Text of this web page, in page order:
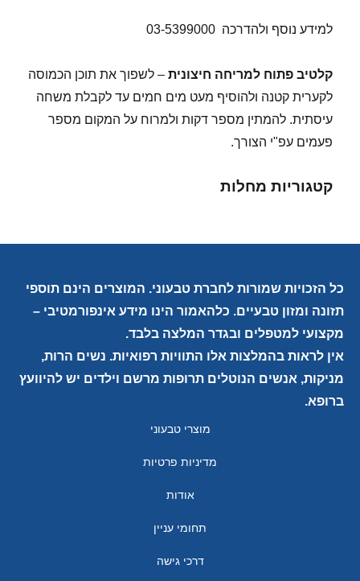
למידע נוסף ולהדרכה 03-5399000
קלטיב פתוח למריחה חיצונית – לשפוך את תוכן הכמוסה
לקערית קטנה ולהוסיף מעט מים חמים עד לקבלת משחה
עיסתית. להמתין מספר דקות ולמרוח על המקום מספר
פעמים עפ"י הצורך.
קטגוריות מחלות
כל הזכויות שמורות לחברת טבעוני. המוצרים הינם תוספי
תזונה ומזון טבעיים. כלהאמור הינו מידע אינפורמטיבי –
מקצועי למטפלים ובגדר המלצה בלבד.
אין לראות בהמלצות אלו התוויות רפואיות. נשים הרות,
מניקות, אנשים הנוטלים תרופות מרשם וילדים יש להיוועץ
ברופא.
מוצרי טבעוני
מדיניות פרטיות
אודות
תחומי עניין
דרכי גישה